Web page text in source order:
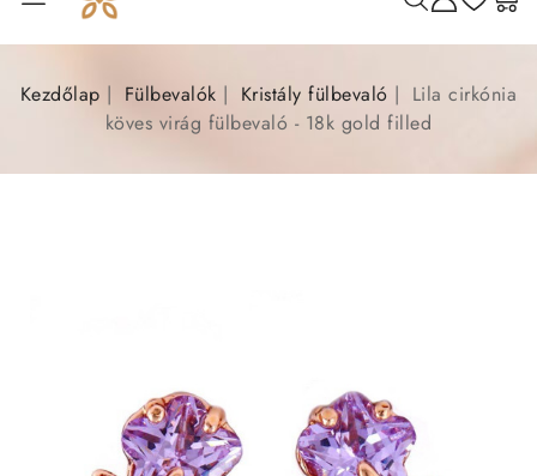
Kezdőlap Fülbevalók Kristály fülbevaló
Lila cirkónia
köves virág fülbevaló - 18k gold filled